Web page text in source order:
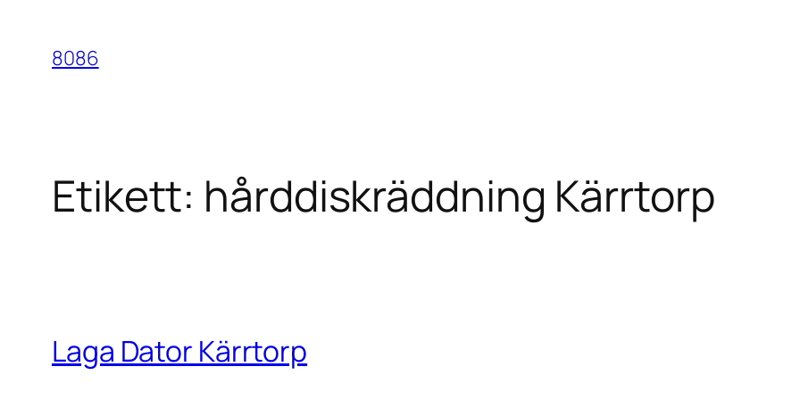
innehåll
8086
Etikett: hårddiskräddning Kärrtorp
Laga Dator Kärrtorp